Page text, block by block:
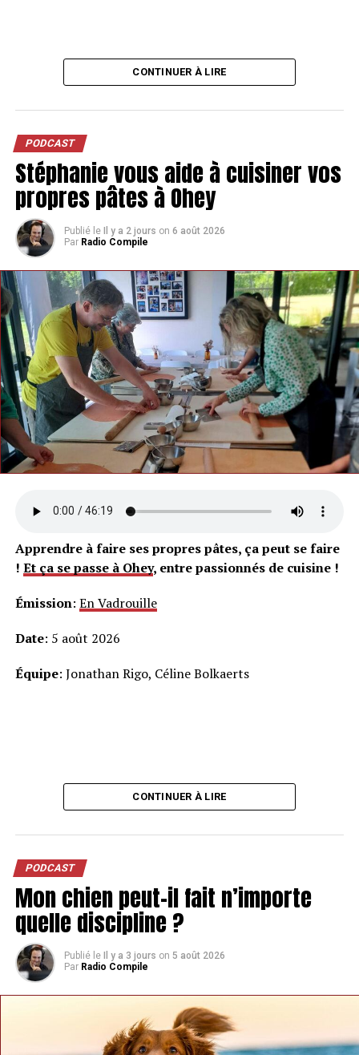
CONTINUER À LIRE
PODCAST
Stéphanie vous aide à cuisiner vos
propres pâtes à Ohey
Publié le Il y a 2 jours on 6 août 2026
Par Radio Compile
Apprendre à faire ses propres pâtes, ça peut se faire
! Et ça se passe à Ohey, entre passionnés de cuisine !
Émission: En Vadrouille
Date: 5 août 2026
Équipe: Jonathan Rigo, Céline Bolkaerts
CONTINUER À LIRE
PODCAST
Mon chien peut-il fait n’importe
quelle discipline ?
Publié le Il y a 3 jours on 5 août 2026
Par Radio Compile